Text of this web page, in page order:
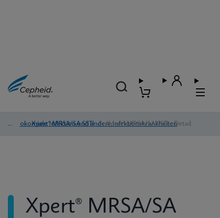
Nosokomiale Infektion und andere Infektionskrankheiten
/ Xpert® MRSA/SA SSTI / Xpert® MRSA/SA SSTI - Detail
Xpert® MRSA/SA